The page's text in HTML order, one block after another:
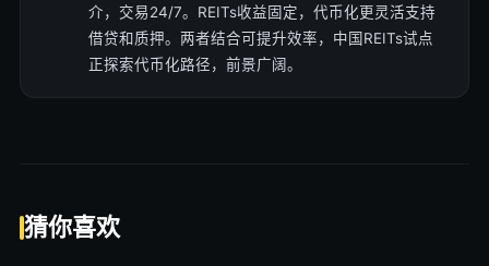
介，交易24/7。REITs收益固定，代币化更灵活支持
借贷和质押。两者结合可提升效率，中国REITs试点
正探索代币化路径，前景广阔。
猜你喜欢